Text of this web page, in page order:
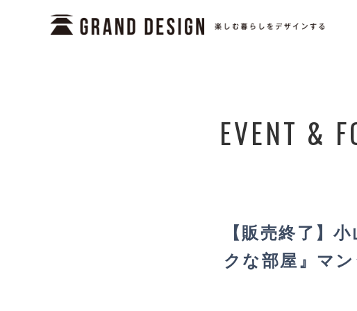
EVENT &
【販売終了】
クな部屋』マ